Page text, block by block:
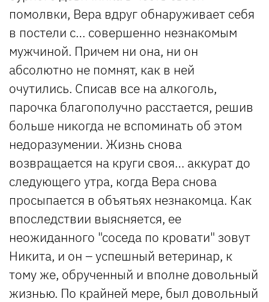
помолвки, Вера вдруг обнаруживает себя
в постели с… совершенно незнакомым
мужчиной. Причем ни она, ни он
абсолютно не помнят, как в ней
очутились. Списав все на алкоголь,
парочка благополучно расстается, решив
больше никогда не вспоминать об этом
недоразумении. Жизнь снова
возвращается на круги своя… аккурат до
следующего утра, когда Вера снова
просыпается в объятьях незнакомца. Как
впоследствии выясняется, ее
неожиданного "соседа по кровати" зовут
Никита, и он – успешный ветеринар, к
тому же, обрученный и вполне довольный
жизнью. По крайней мере, был довольный